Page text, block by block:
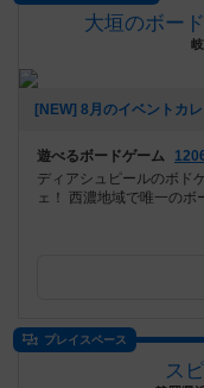
大垣のボー
[NEW] 8月のイベントカ
遊べるボードゲーム
ディアシュピールのボド
ェ！ 西濃地域で唯一のボ
プレイスペース
ス